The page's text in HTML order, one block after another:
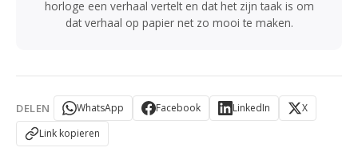
horloge een verhaal vertelt en dat het zijn taak is om
dat verhaal op papier net zo mooi te maken.
DELEN WhatsApp Facebook LinkedIn
X
Link kopieren